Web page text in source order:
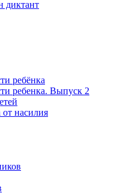
диктант
ребёнка
ребенка. Выпуск 2
от насилия